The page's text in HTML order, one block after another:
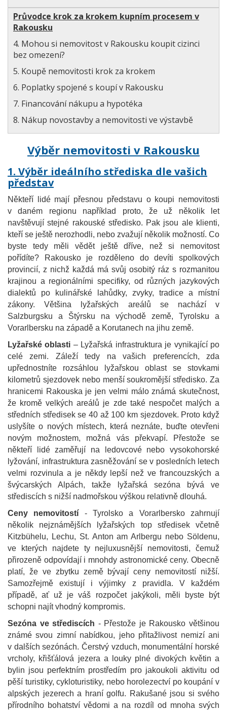
Průvodce krok za krokem kupním procesem v
Rakousku
4. Mohou si nemovitost v Rakousku koupit cizinci
bez omezení?
5. Koupě nemovitosti krok za krokem
6. Poplatky spojené s koupí v Rakousku
7. Financování nákupu a hypotéka
8. Nákup novostavby a nemovitosti ve výstavbě
Výběr nemovitosti v Rakousku
1. Výběr ideálního střediska dle vašich
představ
Někteří lidé mají přesnou představu o koupi nemovitosti
v daném regionu například proto, že už několik let
navštěvují stejné rakouské středisko. Pak jsou ale klienti,
kteří se ještě nerozhodli, nebo zvažují několik možností. Co
byste tedy měli vědět ještě dříve, než si nemovitost
pořídíte? Rakousko je rozděleno do devíti spolkových
provincií, z nichž každá má svůj osobitý ráz s rozmanitou
krajinou a regionálními specifiky, od různých jazykových
dialektů po kulinářské lahůdky, zvyky, tradice a místní
zákony. Většina lyžařských areálů se nachází v
Salzburgsku a Štýrsku na východě země, Tyrolsku a
Vorarlbersku na západě a Korutanech na jihu země.
Lyžařské oblasti – Lyžařská infrastruktura je vynikající po
celé zemi. Záleží tedy na vašich preferencích, zda
upřednostníte rozsáhlou lyžařskou oblast se stovkami
kilometrů sjezdovek nebo menší soukromější středisko. Za
hranicemi Rakouska je jen velmi málo známá skutečnost,
že kromě velkých areálů je zde také nespočet malých a
středních středisek se 40 až 100 km sjezdovek. Proto když
uslyšíte o nových místech, která neznáte, buďte otevřeni
novým možnostem, možná vás překvapí. Přestože se
někteří lidé zaměřují na ledovcové nebo vysokohorské
lyžování, infrastruktura zasněžování se v posledních letech
velmi rozvinula a je někdy lepší než ve francouzských a
švýcarských Alpách, takže lyžařská sezóna bývá ve
střediscích s nižší nadmořskou výškou relativně dlouhá.
Ceny nemovitostí - Tyrolsko a Vorarlbersko zahrnují
několik nejznámějších lyžařských top středisek včetně
Kitzbühelu, Lechu, St. Anton am Arlbergu nebo Söldenu,
ve kterých najdete ty nejluxusnější nemovitosti, čemuž
přirozeně odpovídají i mnohdy astronomické ceny. Obecně
platí, že ve zbytku země bývají ceny nemovitostí nižší.
Samozřejmě existují i výjimky z pravidla. V každém
případě, ať už je váš rozpočet jakýkoli, měli byste být
schopni najít vhodný kompromis.
Sezóna ve střediscích - Přestože je Rakousko většinou
známé svou zimní nabídkou, jeho přitažlivost nemizí ani
v dalších sezónách. Čerstvý vzduch, monumentální horské
vrcholy, křišťálová jezera a louky plné divokých květin a
bylin jsou perfektním prostředím pro jakoukoli aktivitu od
pěší turistiky, cykloturistiky, nebo horolezectví po koupání v
alpských jezerech a hraní golfu. Rakušané jsou si svého
přírodního bohatství vědomi a na rozdíl od mnoha svých